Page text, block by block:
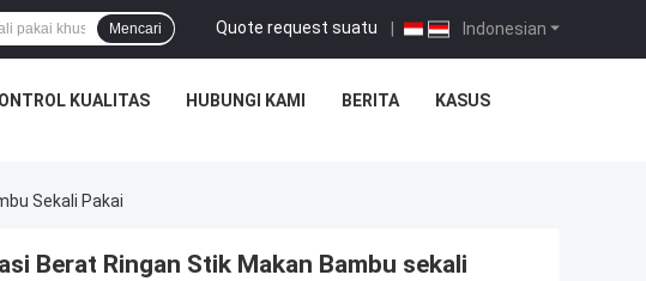
Indonesian
Quote request suatu |
Mencari
KUALITAS HUBUNGI KAMI BERITA KASUS
Sekali Pakai
Berat Ringan Stik Makan Bambu sekali